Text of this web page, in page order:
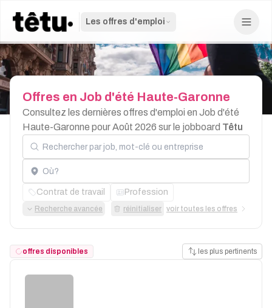
Les offres d'emploi
Offres en Job d'été Haute-Garonne
Consultez les dernières offres d'emploi en Job d'été
Haute-Garonne pour Août 2026 sur le jobboard Têtu
Rechercher par job, mot-clé ou entreprise
Localisation
Contrat de travail Profession
Recherche avancée réinitialiser voir toutes les offres
offres disponibles les plus pertinents